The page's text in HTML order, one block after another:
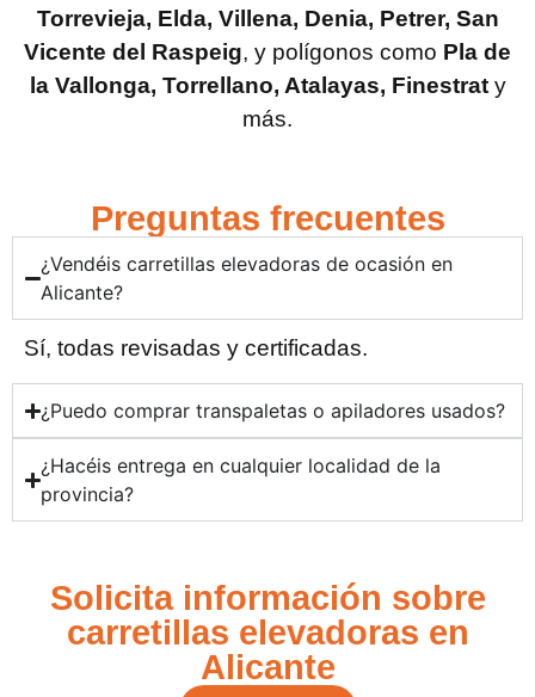
Torrevieja, Elda, Villena, Denia, Petrer, San
Vicente del Raspeig, y polígonos como Pla de
la Vallonga, Torrellano, Atalayas, Finestraty
más.
Preguntas frecuentes
¿Vendéis carretillas elevadoras de ocasión en
Alicante?
Sí, todas revisadas y certificadas.
¿Puedo comprar transpaletas o apiladores usados?
¿Hacéis entrega en cualquier localidad de la
provincia?
Solicita información sobre
carretillas elevadoras en
Alicante